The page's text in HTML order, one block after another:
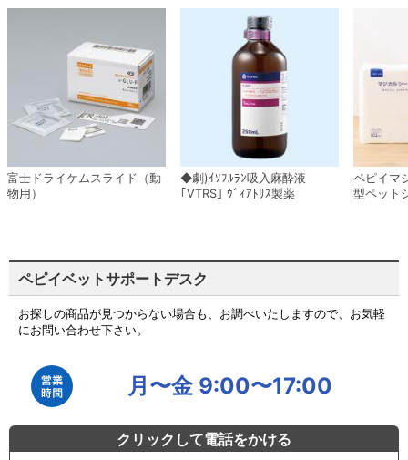
富士ドライケムスライド（動
物用）
◆劇)ｲｿﾌﾙﾗﾝ吸入麻酔液
｢VTRS｣ ｳﾞｨｱﾄﾘｽ製薬
ペピイマ
型ペット
ペピイベットサポートデスク
お探しの商品が見つからない場合も、お調べいたしますので、お気軽
にお問い合わせ下さい。
月〜金 9:00〜17:00
クリックして電話をかける